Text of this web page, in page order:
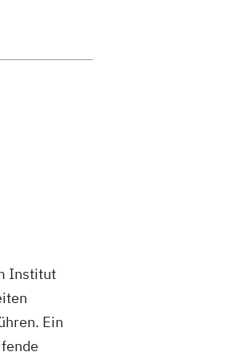
Institut
Ein